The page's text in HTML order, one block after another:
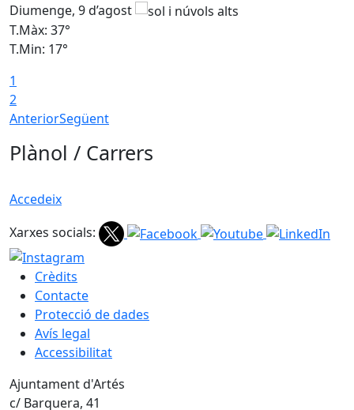
Diumenge, 9 d’agost
T.Màx: 37°
T.Min: 17°
1
2
AnteriorSegüent
Plànol / Carrers
Accedeix
Xarxes socials:
Crèdits
Contacte
Protecció de dades
Avís legal
Accessibilitat
Ajuntament d'Artés
c/ Barquera, 41